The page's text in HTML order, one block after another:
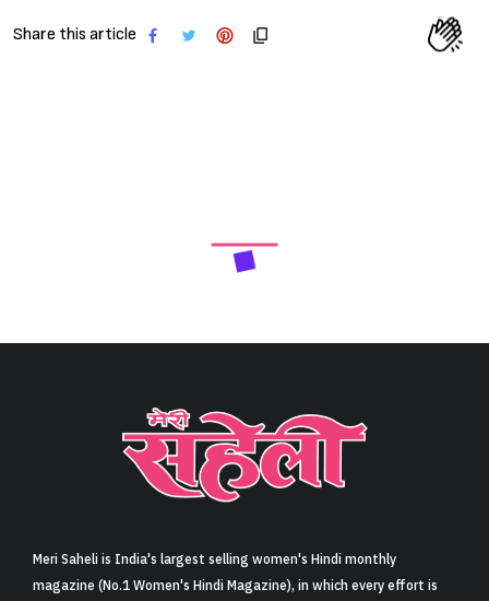
Share this article
Meri Saheli is India's largest selling women's Hindi monthly
magazine (No.1 Women's Hindi Magazine), in which every effort is